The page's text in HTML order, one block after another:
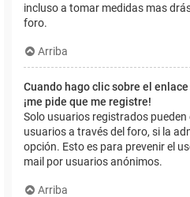
incluso a tomar medidas mas
foro.
Arriba
Cuando hago clic sobre el
¡me pide que me registre!
Solo usuarios registrados
usuarios a través del foro, si la
opción. Esto es para prevenir el
mail por usuarios anónimos.
Arriba